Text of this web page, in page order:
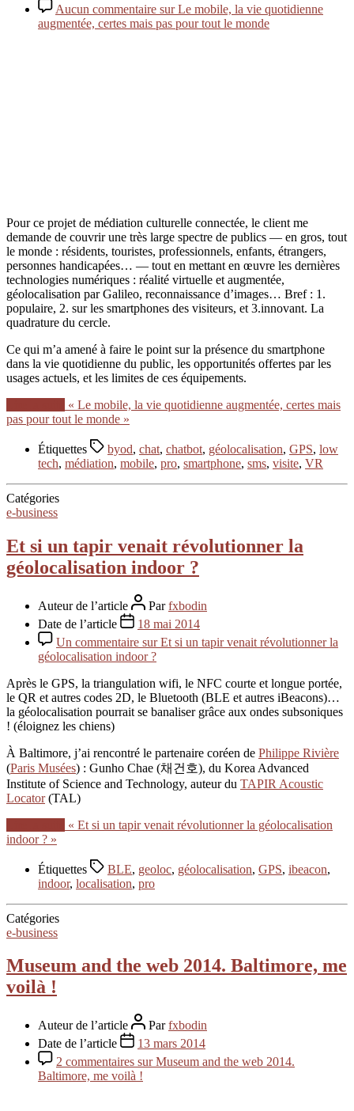
Aucun commentaire sur Le mobile, la vie quotidienne
augmentée, certes mais pas pour tout le monde
Pour ce projet de médiation culturelle connectée, le client me
demande de couvrir une très large spectre de publics — en gros, tout
le monde : résidents, touristes, professionnels, enfants, étrangers,
personnes handicapées… — tout en mettant en œuvre les dernières
technologies numériques : réalité virtuelle et augmentée,
géolocalisation par Galileo, reconnaissance d’images… Bref : 1.
populaire, 2. sur les smartphones des visiteurs, et 3.innovant. La
quadrature du cercle.
Ce qui m’a amené à faire le point sur la présence du smartphone
dans la vie quotidienne du public, les opportunités offertes par les
usages actuels, et les limites de ces équipements.
« Le mobile, la vie quotidienne augmentée, certes mais
pas pour tout le monde »
Étiquettes byod, chat, chatbot, géolocalisation, GPS, low
tech, médiation, mobile, pro, smartphone, sms, visite, VR
Catégories
e-business
Et si un tapir venait révolutionner la
géolocalisation indoor ?
Auteur de l’article Parfxbodin
Date de l’article
18 mai 2014
Un commentaire sur Et si un tapir venait révolutionner la
géolocalisation indoor ?
Après le GPS, la triangulation wifi, le NFC courte et longue portée,
le QR et autres codes 2D, le Bluetooth (BLE et autres iBeacons)…
la géolocalisation pourrait se banaliser grâce aux ondes subsoniques
! (éloignez les chiens)
À Baltimore, j’ai rencontré le partenaire coréen de Philippe Rivière
(Paris Musées) : Gunho Chae (채건호), du Korea Advanced
Institute of Science and Technology, auteur du TAPIR Acoustic
Locator(TAL)
« Et si un tapir venait révolutionner la géolocalisation
indoor ? »
Étiquettes BLE, geoloc, géolocalisation, GPS, ibeacon,
indoor, localisation, pro
Catégories
e-business
Museum and the web 2014. Baltimore, me
voilà !
Auteur de l’article Parfxbodin
Date de l’article
13 mars 2014
2 commentaires sur Museum and the web 2014.
Baltimore, me voilà !